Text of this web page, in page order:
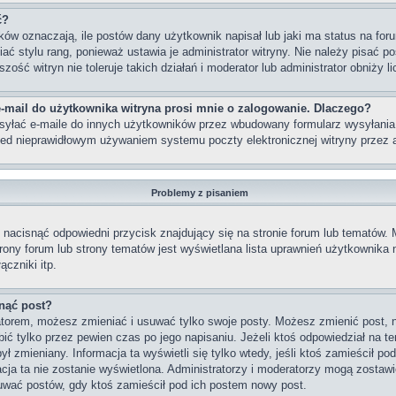
oznaczają, ile postów dany użytkownik napisał lub jaki ma status na
stylu rang, ponieważ ustawia je administrator witryny. Nie należy pisać
witryn nie toleruje takich działań i moderator lub administrator obniży
mail do użytkownika witryna prosi mnie o zalogowanie. Dlaczego?
e-maile do innych użytkowników przez wbudowany formularz
nieprawidłowym używaniem systemu poczty elektronicznej witryny przez
Problemy z pisaniem
odpowiedni przycisk znajdujący się na stronie forum lub tematów.
forum lub strony tematów jest wyświetlana lista uprawnień użytkownika
itp.
post?
możesz zmieniać i usuwać tylko swoje posty. Możesz zmienić
tylko przez pewien czas po jego napisaniu. Jeżeli ktoś odpowiedział na
zmieniany. Informacja ta wyświetli się tylko wtedy, jeśli ktoś zamieścił
ta nie zostanie wyświetlona. Administratorzy i moderatorzy mogą
postów, gdy ktoś zamieścił pod ich postem nowy post.